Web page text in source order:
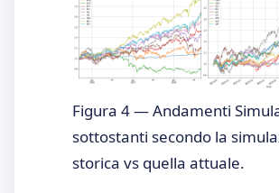
Figura 4 — Andamenti
sottostanti secondo la
storica vs quella attuale.